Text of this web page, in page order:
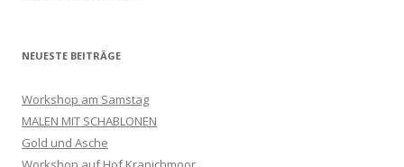
NEUESTE BEITRÄGE
Workshop am Samstag
MALEN MIT SCHABLONEN
Gold und Asche